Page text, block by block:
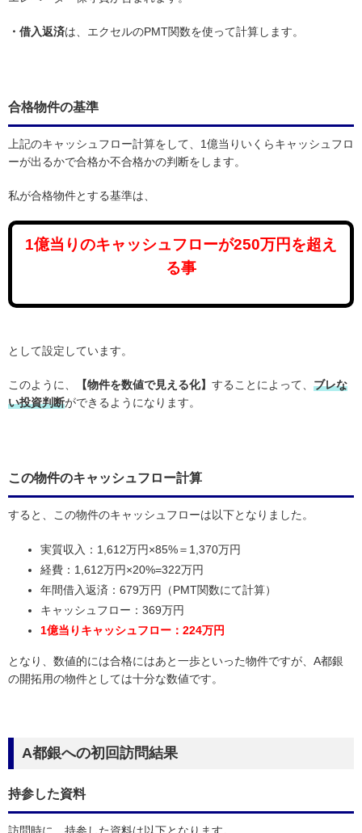
・借入返済は、エクセルのPMT関数を使って計算します。
合格物件の基準
上記のキャッシュフロー計算をして、1億当りいくらキャッシュフロ
ーが出るかで合格か不合格かの判断をします。
私が合格物件とする基準は、
1億当りのキャッシュフローが250万円を超え
る事
として設定しています。
このように、 【物件を数値で見える化】 することによって、 ブレな
い投資判断ができるようになります。
この物件のキャッシュフロー計算
すると、この物件のキャッシュフローは以下となりました。
実質収入：1,612万円×85%＝1,370万円
経費：1,612万円×20%=322万円
年間借入返済：679万円（PMT関数にて計算）
キャッシュフロー：369万円
1億当りキャッシュフロー：224万円
となり、数値的には合格にはあと一歩といった物件ですが、A都銀
の開拓用の物件としては十分な数値です。
A都銀への初回訪問結果
持参した資料
訪問時に、持参した資料は以下となります。